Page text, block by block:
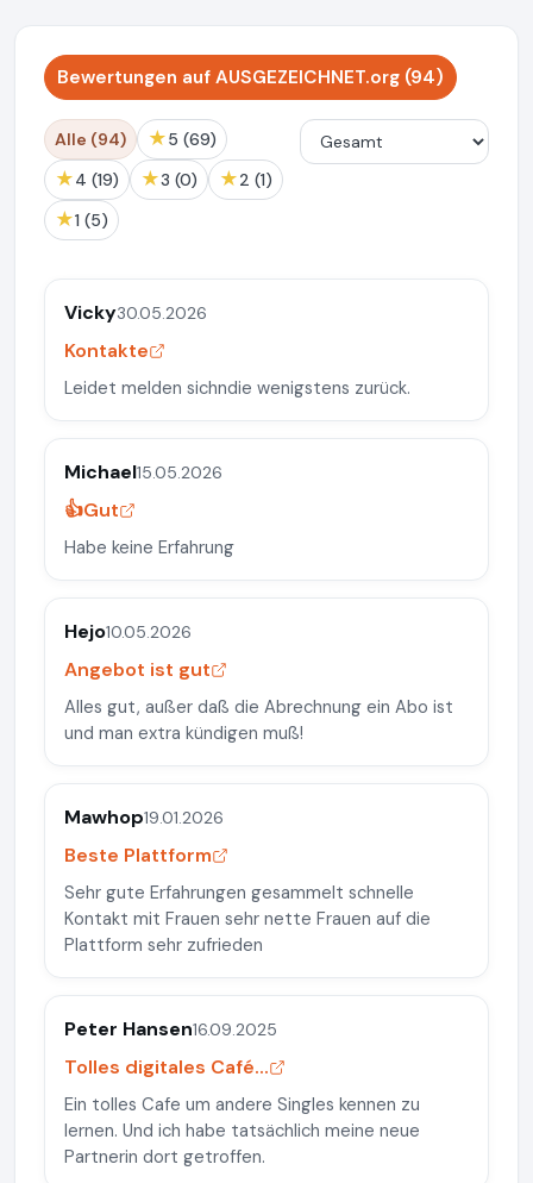
Bewertungen auf AUSGEZEICHNET.org (94)
Alle (94) ★ 5 (69)
★ 4 (19) ★ 3 (0) ★ 2 (1)
★ 1 (5)
Vicky30.05.2026
Kontakte
Leidet melden sichndie wenigstens zurück.
Michael15.05.2026
👍Gut
Habe keine Erfahrung
Hejo10.05.2026
Angebot ist gut
Alles gut, außer daß die Abrechnung ein Abo ist
und man extra kündigen muß!
Mawhop19.01.2026
Beste Plattform
Sehr gute Erfahrungen gesammelt schnelle
Kontakt mit Frauen sehr nette Frauen auf die
Plattform sehr zufrieden
Peter Hansen16.09.2025
Tolles digitales Café...
Ein tolles Cafe um andere Singles kennen zu
lernen. Und ich habe tatsächlich meine neue
Partnerin dort getroffen.